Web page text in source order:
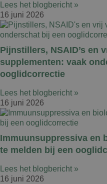
Lees het blogbericht »
16 juni 2026
Pijnstillers, NSAID’s en
supplementen: vaak
ooglidcorrectie
Lees het blogbericht »
16 juni 2026
Immuunsuppressiva en
te melden bij een
Lees het blogbericht »
16 juni 2026